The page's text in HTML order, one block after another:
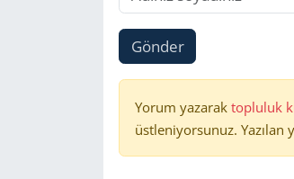
Gönder
Yorum yazarak topluluk
üstleniyorsunuz.